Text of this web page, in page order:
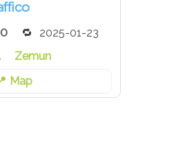
2025-01-23
Zemun
Map